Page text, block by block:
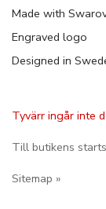
Made with
Engraved logo
Designed in
Tyvärr ingår inte
Till butikens
Sitemap »